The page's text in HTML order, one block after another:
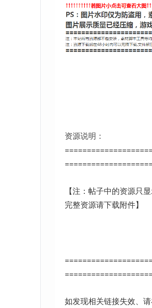
资源说明：
【注：帖子中的资源只
完整资源请下载附件】
如发现相关链接失效、